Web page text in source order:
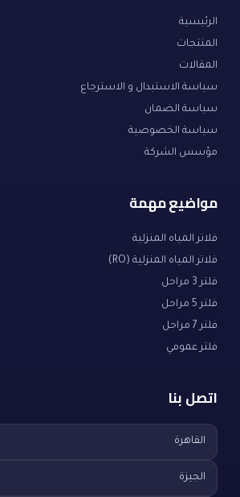
الرئيسية
المنتجات
المقالات
سياسة الاستبدال و الاسترجاع
سياسة الضمان
سياسة الخصوصية
مؤسس الشركة
مواضيع مهمة
فلاتر المياه المنزلية
فلاتر المياه المنزلية (RO)
فلتر 3 مراحل
فلتر 5 مراحل
فلتر 7 مراحل
فلتر عمومي
اتصل بنا
القاهرة
الجيزة